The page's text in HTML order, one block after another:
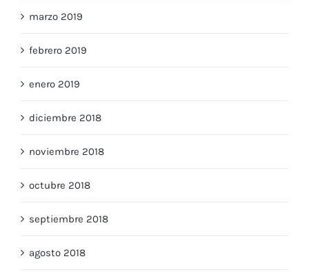
marzo 2019
febrero 2019
enero 2019
diciembre 2018
noviembre 2018
octubre 2018
septiembre 2018
agosto 2018